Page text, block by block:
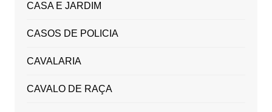
CASA E JARDIM
CASOS DE POLICIA
CAVALARIA
CAVALO DE RAÇA